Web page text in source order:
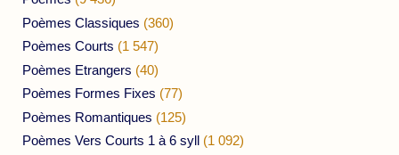
Poèmes Classiques (360)
Poèmes Courts (1 547)
Poèmes Etrangers (40)
Poèmes Formes Fixes (77)
Poèmes Romantiques (125)
Poèmes Vers Courts 1 à 6 syll (1 092)